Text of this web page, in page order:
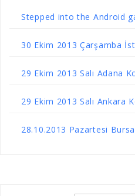
Stepped into the Android
30 Ekim 2013 Çarşamba
29 Ekim 2013 Salı Adana
29 Ekim 2013 Salı Ankara
28.10.2013 Pazartesi Bursa